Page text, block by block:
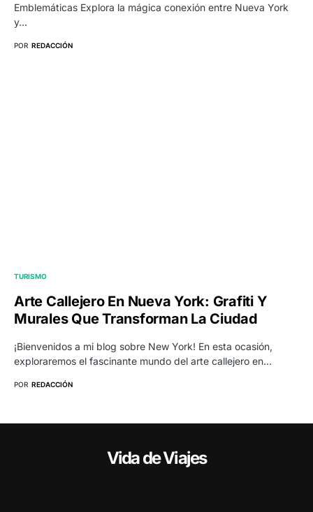
Emblemáticas Explora la mágica conexión entre Nueva York
y…
POR REDACCIÓN
TURISMO
Arte Callejero En Nueva York: Grafiti Y
Murales Que Transforman La Ciudad
¡Bienvenidos a mi blog sobre New York! En esta ocasión,
exploraremos el fascinante mundo del arte callejero en…
POR REDACCIÓN
Vida de Viajes